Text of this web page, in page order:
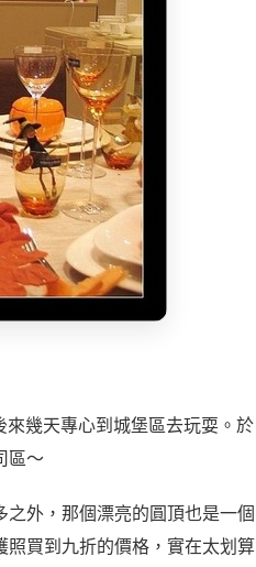
幾天專心到城堡區去玩耍。於
區～
外，那個漂亮的圓頂也是一個
買到九折的價格，實在太划算